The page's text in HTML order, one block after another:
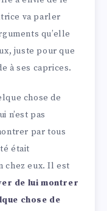
va parler
qu’elle
juste pour que
à ses caprices.
chose de
n’est pas
par tous
était
chez eux. Il est
de lui montrer
chose de